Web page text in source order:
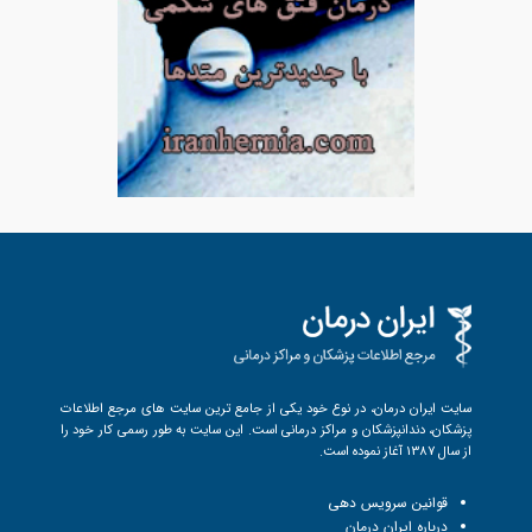
سایت ایران درمان، در نوع خود یکی از جامع ترین سایت های مرجع اطلاعات
پزشکان، دندانپزشکان و مراکز درمانی است. این سایت به طور رسمی کار خود را
از سال 1387 آغاز نموده است.
قوانین سرویس دهی
درباره ایران درمان